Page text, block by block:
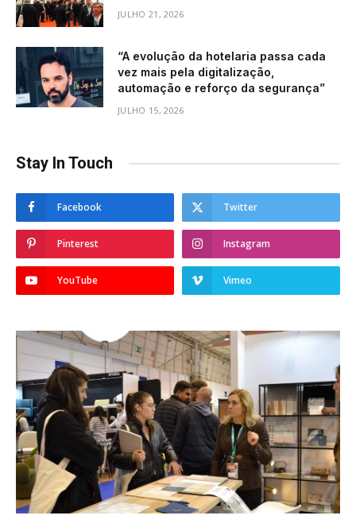
JULHO 21, 2026
“A evolução da hotelaria passa cada
vez mais pela digitalização,
automação e reforço da segurança”
JULHO 15, 2026
Stay In Touch
Facebook Twitter
Pinterest Instagram
YouTube Vimeo